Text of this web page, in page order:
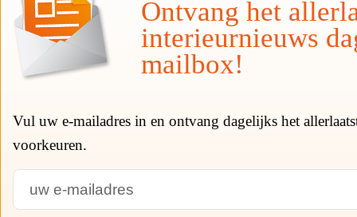
Ontvang het
interieurnieuws
mailbox!
Vul uw e-mailadres in en ontvang dagelijks het
voorkeuren.